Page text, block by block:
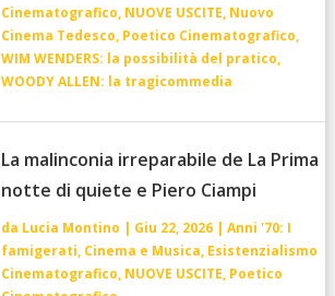
Cinematografico, NUOVE USCITE, Nuovo
Cinema Tedesco, Poetico Cinematografico,
WIM WENDERS: la possibilità del pratico,
WOODY ALLEN: la tragicommedia
La malinconia irreparabile de La Prima
notte di quiete e Piero Ciampi
da Lucia Montino | Giu 22, 2026| Anni '70: I
famigerati, Cinema e Musica, Esistenzialismo
Cinematografico, NUOVE USCITE, Poetico